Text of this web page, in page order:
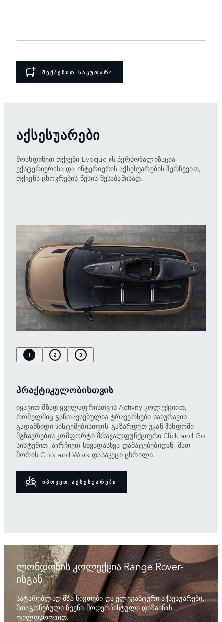
ᲨᲔᲥᲛᲔᲜᲘᲗ ᲡᲐᲙᲣᲗᲐᲠᲘ
ᲐᲥᲡᲔᲡᲣᲐᲠᲔᲑᲘ
მოახდინეთ თქვენი Evoque-ის პერსონალიზაცია
ექსტერიერისა და ინტერიერის აქსესუარების შერჩევით,
თქვენს ცხოვრების წესის შესაბამისად.
1 2 3
ᲞᲠᲐᲥᲢᲘᲙᲣᲚᲝᲑᲘᲡᲗᲕᲘᲡ
იყავით მზად ყველაფრისთვის Activity კოლექციით,
რომელშიც განთავსებულია ტრავერსები სახურავის
გადამზიდი სისტემებისთვის. გაზარდეთ უკან მსხდომი
მგზავრების კომფორტი მრავალფუნქციური Click and Go
სისტემით. აირჩიეთ სხვადასხვა დამატებებიდან, მათ
შორის Click and Work დასაკეცი ცხრილი.
ᲘᲞᲝᲕᲔᲗ ᲐᲥᲡᲔᲡᲣᲐᲠᲔᲑᲘ
ლონდონის კოლექცია Range Rover-
ისგან
სატარებლად მზა ნივთები და ელეგანტური აქსესუარები,
შთაგონებული ჩვენი მოდერნისტული დიზაინის
ფილოსოფიით.